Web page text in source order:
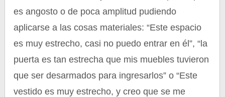
es angosto o de poca amplitud pudiendo
aplicarse a las cosas materiales: “Este espacio
es muy estrecho, casi no puedo entrar en él”, “la
puerta es tan estrecha que mis muebles tuvieron
que ser desarmados para ingresarlos” o “Este
vestido es muy estrecho, y creo que se me